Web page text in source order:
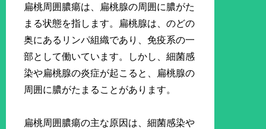
扁桃周囲膿瘍は、扁桃腺の周囲に膿がた
まる状態を指します。扁桃腺は、のどの
奥にあるリンパ組織であり、免疫系の一
部として働いています。しかし、細菌感
染や扁桃腺の炎症が起こると、扁桃腺の
周囲に膿がたまることがあります。
扁桃周囲膿瘍の主な原因は、細菌感染や